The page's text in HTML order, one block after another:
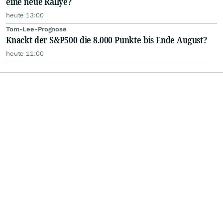
heute 13:00
Tom-Lee-Prognose
Knackt der S&P500 die 8.000 Punkte bis Ende August?
heute 11:00